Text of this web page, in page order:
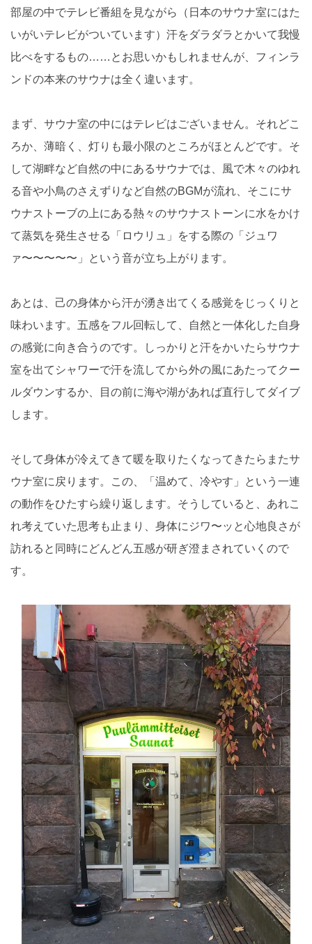
部屋の中でテレビ番組を見ながら（日本のサウナ室にはた
いがいテレビがついています）汗をダラダラとかいて我慢
比べをするもの……とお思いかもしれませんが、フィンラ
ンドの本来のサウナは全く違います。
まず、サウナ室の中にはテレビはございません。それどこ
ろか、薄暗く、灯りも最小限のところがほとんどです。そ
して湖畔など自然の中にあるサウナでは、風で木々のゆれ
る音や小鳥のさえずりなど自然のBGMが流れ、そこにサ
ウナストーブの上にある熱々のサウナストーンに水をかけ
て蒸気を発生させる「ロウリュ」をする際の「ジュワ
ァ〜〜〜〜〜」という音が立ち上がります。
あとは、己の身体から汗が湧き出てくる感覚をじっくりと
味わいます。五感をフル回転して、自然と一体化した自身
の感覚に向き合うのです。しっかりと汗をかいたらサウナ
室を出てシャワーで汗を流してから外の風にあたってクー
ルダウンするか、目の前に海や湖があれば直行してダイブ
します。
そして身体が冷えてきて暖を取りたくなってきたらまたサ
ウナ室に戻ります。この、「温めて、冷やす」という一連
の動作をひたすら繰り返します。そうしていると、あれこ
れ考えていた思考も止まり、身体にジワ〜ッと心地良さが
訪れると同時にどんどん五感が研ぎ澄まされていくので
す。